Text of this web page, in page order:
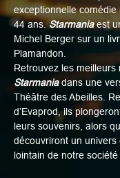
exceptionnelle comédie
44 ans. Starmania est
Michel Berger sur un
Plamandon.
Retrouvez les meilleurs
Starmania dans une
Théâtre des Abeilles.
d’Evaprod, ils
leurs souvenirs, alors
découvriront un univers
lointain de notre société